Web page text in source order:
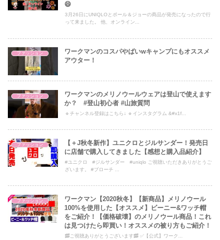
😄
3月26日にUNIQLOとポール＆ジョーの商品が発売になったので行
って来ました。 他、オンライン...
ファッション
ワークマンのコスパやばいwキャンプにもオススメ
アウター！
ファッション
ワークマンのメリノウールウェアは登山で使えます
か？ #登山初心者 #山旅質問
🔹チャンネル登録はこちら↓ 🔹インスタグラム &#x1f...
ファッション
【＋J秋冬新作】ユニクロとジルサンダー！発売日
に店舗で購入してきました【感想と購入品紹介】
#ユニクロ #ジルサンダー #uniqlo ご視聴いただきありがとうご
ざいます。 #ブローチ ...
ファッション
ワークマン【2020秋冬】【新商品】メリノウール
100%を使用した【オススメ】ビーニー&ワッチ帽
をご紹介！【価格破壊】のメリノウール商品！これ
は見つけたら即買い！オススメの被り方もご紹介！
🥓ご視聴ありがとうございます🥓 ✅【公式】ワーク...